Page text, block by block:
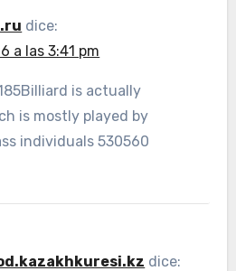
dice:
a las 3:41 pm
is actually
is mostly played by
individuals 530560
dice: